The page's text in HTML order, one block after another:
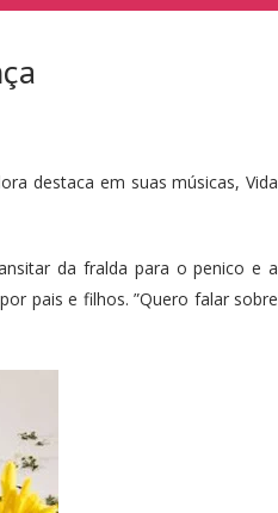
destaca em suas músicas, Vida
da fralda para o penico e a
pais e filhos. ”Quero falar sobre